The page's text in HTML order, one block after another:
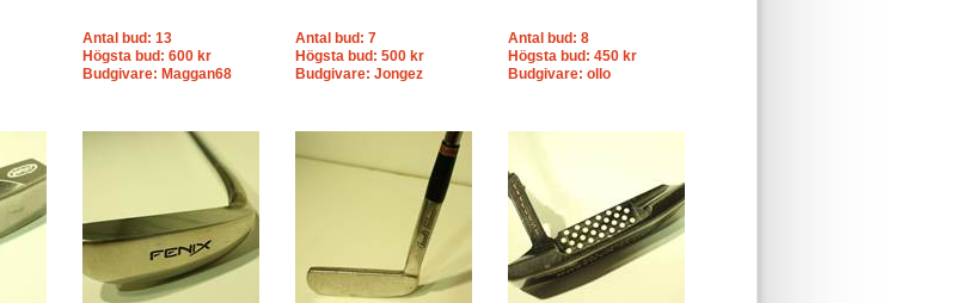
Antal bud: 13
Högsta bud: 600 kr
Budgivare: Maggan68
Antal bud: 7
Högsta bud: 500 kr
Budgivare: Jongez
Antal bud: 8
Högsta bud: 450 kr
Budgivare: ollo